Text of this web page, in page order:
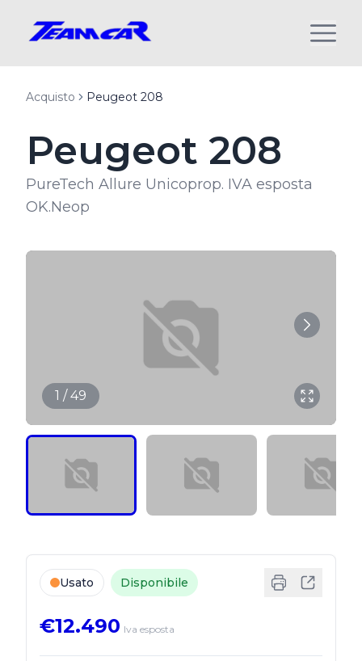
Acquisto Peugeot 208
Peugeot 208
PureTech Allure Unicoprop. IVA esposta
OK.Neop
1 / 49
Usato Disponibile
€12.490 Iva esposta